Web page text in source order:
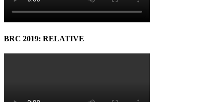
BRC 2019: RELATIVE